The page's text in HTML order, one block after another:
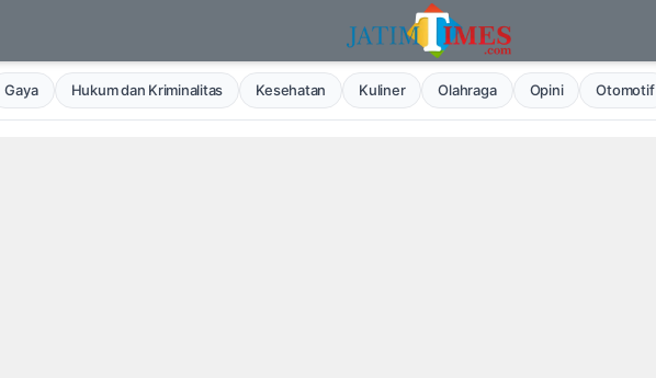
Gaya Hukum dan Kriminalitas Kesehatan Kuliner Olahraga Opini Otomotif